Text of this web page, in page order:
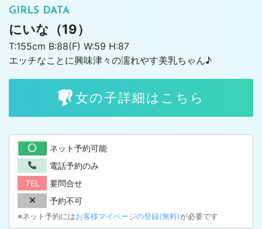
GIRLS DATA
にいな（19）
T:155cm B:88(F) W:59 H:87
エッチなことに興味津々の濡れやす美乳ちゃん♪
女の子詳細はこちら
ネット予約可能
電話予約のみ
TEL
要問合せ
予約不可
※ネット予約にはお客様マイページの登録(無料)が必要です